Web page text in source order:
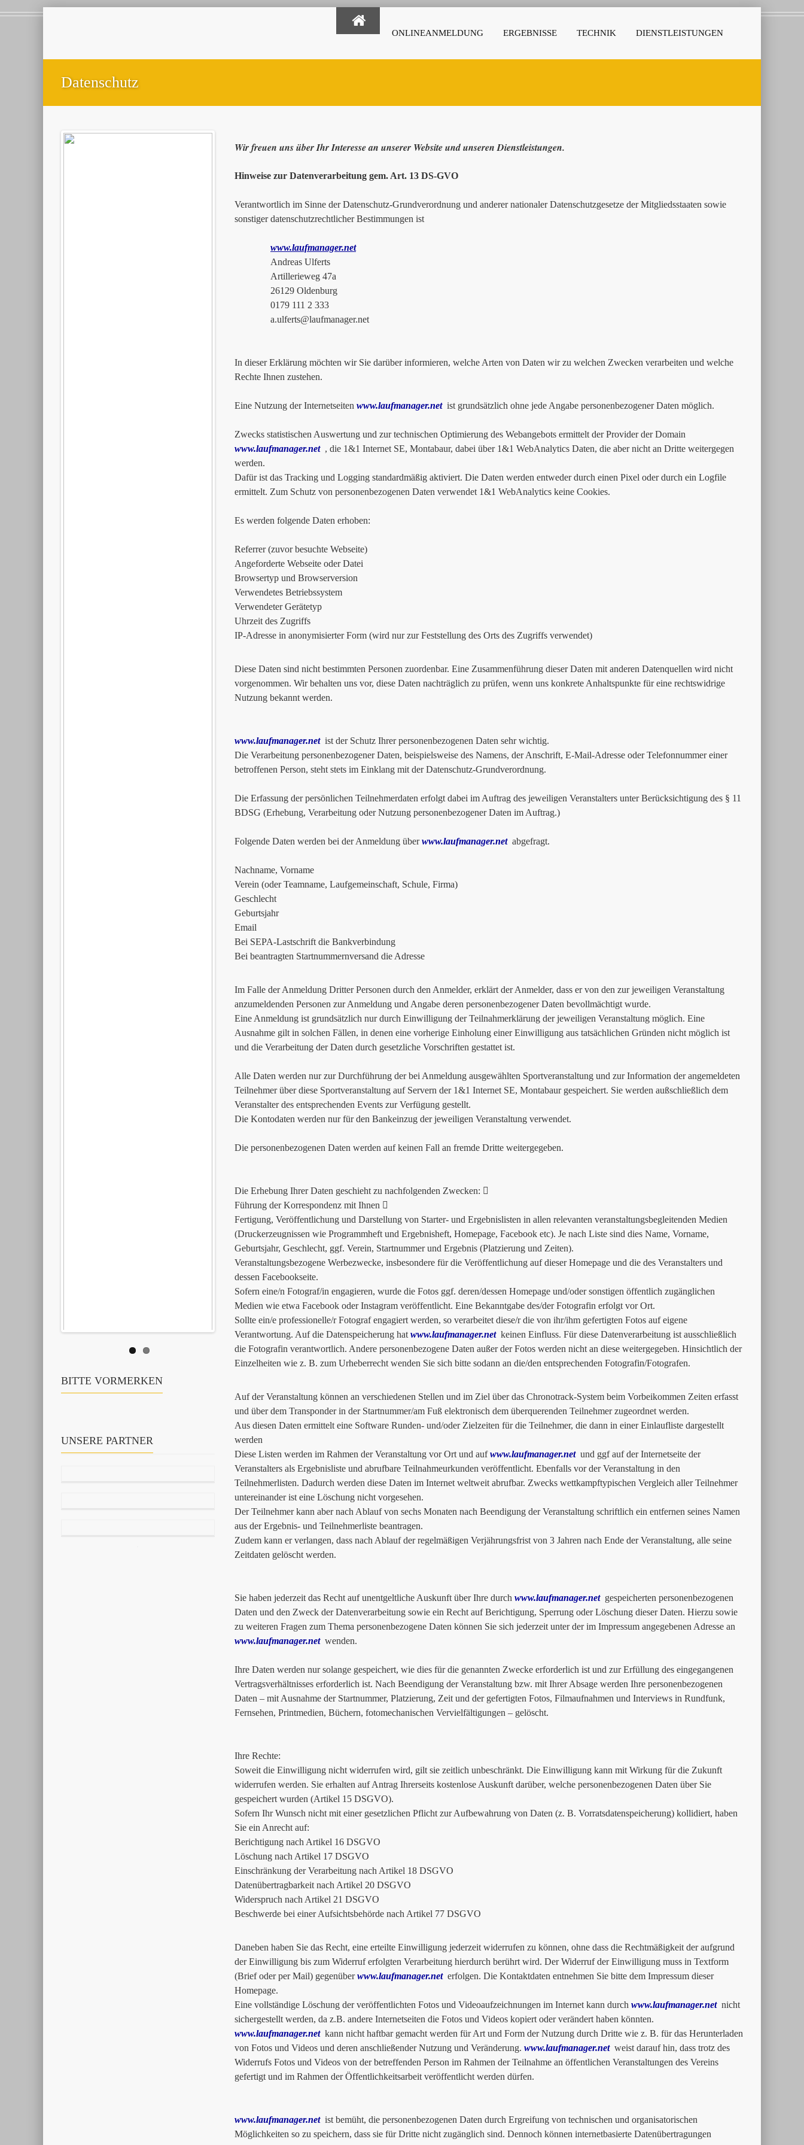
ONLINEANMELDUNG ERGEBNISSE TECHNIK DIENSTLEISTUNGEN
Datenschutz
BITTE VORMERKEN
UNSERE PARTNER
Wir freuen uns über Ihr Interesse an unserer Website und unseren Dienstleistungen.
Hinweise zur Datenverarbeitung gem. Art. 13 DS-GVO
Verantwortlich im Sinne der Datenschutz-Grundverordnung und anderer nationaler Datenschutzgesetze der Mitgliedsstaaten sowie
sonstiger datenschutzrechtlicher Bestimmungen ist
www.laufmanager.net
Andreas Ulferts
Artillerieweg 47a
26129 Oldenburg
0179 111 2 333
a.ulferts@laufmanager.net
In dieser Erklärung möchten wir Sie darüber informieren, welche Arten von Daten wir zu welchen Zwecken verarbeiten und welche
Rechte Ihnen zustehen.
Eine Nutzung der Internetseiten www.laufmanager.netist grundsätzlich ohne jede Angabe personenbezogener Daten möglich.
Zwecks statistischen Auswertung und zur technischen Optimierung des Webangebots ermittelt der Provider der Domain
www.laufmanager.net, die 1&1 Internet SE, Montabaur, dabei über 1&1 WebAnalytics Daten, die aber nicht an Dritte weitergegen
werden.
Dafür ist das Tracking und Logging standardmäßig aktiviert. Die Daten werden entweder durch einen Pixel oder durch ein Logfile
ermittelt. Zum Schutz von personenbezogenen Daten verwendet 1&1 WebAnalytics keine Cookies.
Es werden folgende Daten erhoben:
Referrer (zuvor besuchte Webseite)
Angeforderte Webseite oder Datei
Browsertyp und Browserversion
Verwendetes Betriebssystem
Verwendeter Gerätetyp
Uhrzeit des Zugriffs
IP-Adresse in anonymisierter Form (wird nur zur Feststellung des Orts des Zugriffs verwendet)
Diese Daten sind nicht bestimmten Personen zuordenbar. Eine Zusammenführung dieser Daten mit anderen Datenquellen wird nicht
vorgenommen. Wir behalten uns vor, diese Daten nachträglich zu prüfen, wenn uns konkrete Anhaltspunkte für eine rechtswidrige
Nutzung bekannt werden.
www.laufmanager.netist der Schutz Ihrer personenbezogenen Daten sehr wichtig.
Die Verarbeitung personenbezogener Daten, beispielsweise des Namens, der Anschrift, E-Mail-Adresse oder Telefonnummer einer
betroffenen Person, steht stets im Einklang mit der Datenschutz-Grundverordnung.
Die Erfassung der persönlichen Teilnehmerdaten erfolgt dabei im Auftrag des jeweiligen Veranstalters unter Berücksichtigung des § 11
BDSG (Erhebung, Verarbeitung oder Nutzung personenbezogener Daten im Auftrag.)
Folgende Daten werden bei der Anmeldung überwww.laufmanager.netabgefragt.
Nachname, Vorname
Verein (oder Teamname, Laufgemeinschaft, Schule, Firma)
Geschlecht
Geburtsjahr
Email
Bei SEPA-Lastschrift die Bankverbindung
Bei beantragten Startnummernversand die Adresse
Im Falle der Anmeldung Dritter Personen durch den Anmelder, erklärt der Anmelder, dass er von den zur jeweiligen Veranstaltung
anzumeldenden Personen zur Anmeldung und Angabe deren personenbezogener Daten bevollmächtigt wurde.
Eine Anmeldung ist grundsätzlich nur durch Einwilligung der Teilnahmerklärung der jeweiligen Veranstaltung möglich. Eine
Ausnahme gilt in solchen Fällen, in denen eine vorherige Einholung einer Einwilligung aus tatsächlichen Gründen nicht möglich ist
und die Verarbeitung der Daten durch gesetzliche Vorschriften gestattet ist.
Alle Daten werden nur zur Durchführung der bei Anmeldung ausgewählten Sportveranstaltung und zur Information der angemeldeten
Teilnehmer über diese Sportveranstaltung auf Servern der 1&1 Internet SE, Montabaur gespeichert. Sie werden außschließlich dem
Veranstalter des entsprechenden Events zur Verfügung gestellt.
Die Kontodaten werden nur für den Bankeinzug der jeweiligen Veranstaltung verwendet.
Die personenbezogenen Daten werden auf keinen Fall an fremde Dritte weitergegeben.
Die Erhebung Ihrer Daten geschieht zu nachfolgenden Zwecken: 
Führung der Korrespondenz mit Ihnen 
Fertigung, Veröffentlichung und Darstellung von Starter- und Ergebnislisten in allen relevanten veranstaltungsbegleitenden Medien
(Druckerzeugnissen wie Programmheft und Ergebnisheft, Homepage, Facebook etc). Je nach Liste sind dies Name, Vorname,
Geburtsjahr, Geschlecht, ggf. Verein, Startnummer und Ergebnis (Platzierung und Zeiten).
Veranstaltungsbezogene Werbezwecke, insbesondere für die Veröffentlichung auf dieser Homepage und die des Veranstalters und
dessen Facebookseite.
Sofern eine/n Fotograf/in engagieren, wurde die Fotos ggf. deren/dessen Homepage und/oder sonstigen öffentlich zugänglichen
Medien wie etwa Facebook oder Instagram veröffentlicht. Eine Bekanntgabe des/der Fotografin erfolgt vor Ort.
Sollte ein/e professionelle/r Fotograf engagiert werden, so verarbeitet diese/r die von ihr/ihm gefertigten Fotos auf eigene
Verantwortung. Auf die Datenspeicherung hat www.laufmanager.netkeinen Einfluss. Für diese Datenverarbeitung ist ausschließlich
die Fotografin verantwortlich. Andere personenbezogene Daten außer der Fotos werden nicht an diese weitergegeben. Hinsichtlich der
Einzelheiten wie z. B. zum Urheberrecht wenden Sie sich bitte sodann an die/den entsprechenden Fotografin/Fotografen.
Auf der Veranstaltung können an verschiedenen Stellen und im Ziel über das Chronotrack-System beim Vorbeikommen Zeiten erfasst
und über dem Transponder in der Startnummer/am Fuß elektronisch dem überquerenden Teilnehmer zugeordnet werden.
Aus diesen Daten ermittelt eine Software Runden- und/oder Zielzeiten für die Teilnehmer, die dann in einer Einlaufliste dargestellt
werden
Diese Listen werden im Rahmen der Veranstaltung vor Ort und aufwww.laufmanager.netund ggf auf der Internetseite der
Veranstalters als Ergebnisliste und abrufbare Teilnahmeurkunden veröffentlicht. Ebenfalls vor der Veranstaltung in den
Teilnehmerlisten. Dadurch werden diese Daten im Internet weltweit abrufbar. Zwecks wettkampftypischen Vergleich aller Teilnehmer
untereinander ist eine Löschung nicht vorgesehen.
Der Teilnehmer kann aber nach Ablauf von sechs Monaten nach Beendigung der Veranstaltung schriftlich ein entfernen seines Namen
aus der Ergebnis- und Teilnehmerliste beantragen.
Zudem kann er verlangen, dass nach Ablauf der regelmäßigen Verjährungsfrist von 3 Jahren nach Ende der Veranstaltung, alle seine
Zeitdaten gelöscht werden.
Sie haben jederzeit das Recht auf unentgeltliche Auskunft über Ihre durch www.laufmanager.netgespeicherten personenbezogenen
Daten und den Zweck der Datenverarbeitung sowie ein Recht auf Berichtigung, Sperrung oder Löschung dieser Daten. Hierzu sowie
zu weiteren Fragen zum Thema personenbezogene Daten können Sie sich jederzeit unter der im Impressum angegebenen Adresse an
www.laufmanager.netwenden.
Ihre Daten werden nur solange gespeichert, wie dies für die genannten Zwecke erforderlich ist und zur Erfüllung des eingegangenen
Vertragsverhältnisses erforderlich ist. Nach Beendigung der Veranstaltung bzw. mit Ihrer Absage werden Ihre personenbezogenen
Daten – mit Ausnahme der Startnummer, Platzierung, Zeit und der gefertigten Fotos, Filmaufnahmen und Interviews in Rundfunk,
Fernsehen, Printmedien, Büchern, fotomechanischen Vervielfältigungen – gelöscht.
Ihre Rechte:
Soweit die Einwilligung nicht widerrufen wird, gilt sie zeitlich unbeschränkt. Die Einwilligung kann mit Wirkung für die Zukunft
widerrufen werden. Sie erhalten auf Antrag Ihrerseits kostenlose Auskunft darüber, welche personenbezogenen Daten über Sie
gespeichert wurden (Artikel 15 DSGVO).
Sofern Ihr Wunsch nicht mit einer gesetzlichen Pflicht zur Aufbewahrung von Daten (z. B. Vorratsdatenspeicherung) kollidiert, haben
Sie ein Anrecht auf:
Berichtigung nach Artikel 16 DSGVO
Löschung nach Artikel 17 DSGVO
Einschränkung der Verarbeitung nach Artikel 18 DSGVO
Datenübertragbarkeit nach Artikel 20 DSGVO
Widerspruch nach Artikel 21 DSGVO
Beschwerde bei einer Aufsichtsbehörde nach Artikel 77 DSGVO
Daneben haben Sie das Recht, eine erteilte Einwilligung jederzeit widerrufen zu können, ohne dass die Rechtmäßigkeit der aufgrund
der Einwilligung bis zum Widerruf erfolgten Verarbeitung hierdurch berührt wird. Der Widerruf der Einwilligung muss in Textform
(Brief oder per Mail) gegenüberwww.laufmanager.neterfolgen. Die Kontaktdaten entnehmen Sie bitte dem Impressum dieser
Homepage.
Eine vollständige Löschung der veröffentlichten Fotos und Videoaufzeichnungen im Internet kann durch www.laufmanager.netnicht
sichergestellt werden, da z.B. andere Internetseiten die Fotos und Videos kopiert oder verändert haben könnten.
www.laufmanager.netkann nicht haftbar gemacht werden für Art und Form der Nutzung durch Dritte wie z. B. für das Herunterladen
von Fotos und Videos und deren anschließender Nutzung und Veränderung. www.laufmanager.netweist darauf hin, dass trotz des
Widerrufs Fotos und Videos von der betreffenden Person im Rahmen der Teilnahme an öffentlichen Veranstaltungen des Vereins
gefertigt und im Rahmen der Öffentlichkeitsarbeit veröffentlicht werden dürfen.
www.laufmanager.netist bemüht, die personenbezogenen Daten durch Ergreifung von technischen und organisatorischen
Möglichkeiten so zu speichern, dass sie für Dritte nicht zugänglich sind. Dennoch können internetbasierte Datenübertragungen